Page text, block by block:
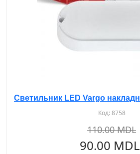
Код:8758
110.00 MDL
90.00 MDL